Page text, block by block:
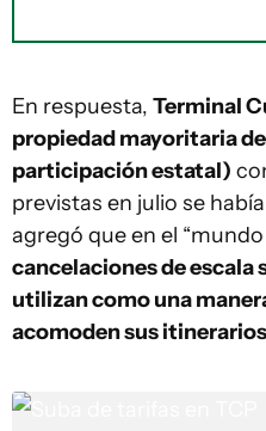
En respuesta, Terminal
propiedad mayoritaria
participación estatal)
previstas en julio se
agregó que en el
cancelaciones de escala
utilizan como una
acomoden sus itinerarios